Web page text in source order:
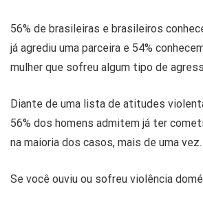
56% de brasileiras e brasileiros
já agrediu uma parceira e 54%
mulher que sofreu algum tipo de
Diante de uma lista de atitudes
56% dos homens admitem já ter
na maioria dos casos, mais de uma vez.
Se você ouviu ou sofreu violência